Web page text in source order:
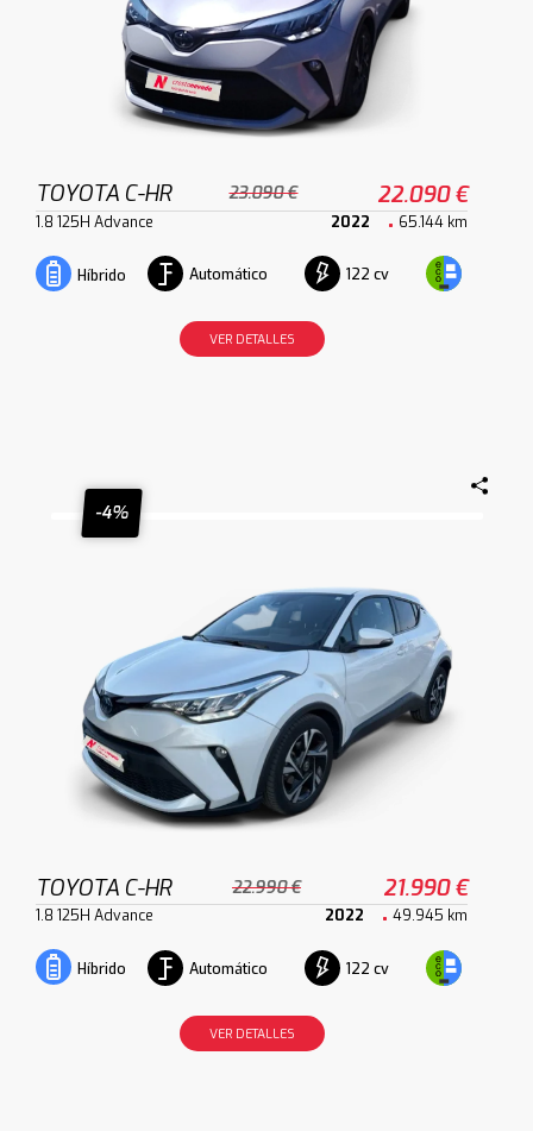
TOYOTA C-HR 23.090 € 22.090 €
1.8 125H Advance 2022 65.144 km
Híbrido Automático 122 cv
VER DETALLES
-4%
TOYOTA C-HR 22.990 € 21.990 €
1.8 125H Advance 2022 49.945 km
Híbrido Automático 122 cv
VER DETALLES